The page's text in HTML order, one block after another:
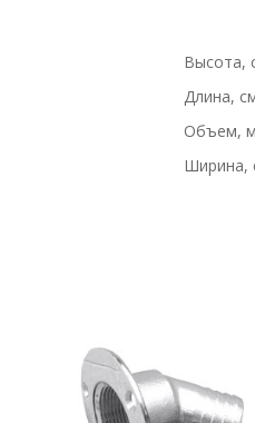
Высота,
Длина,
Объем,
Ширина,